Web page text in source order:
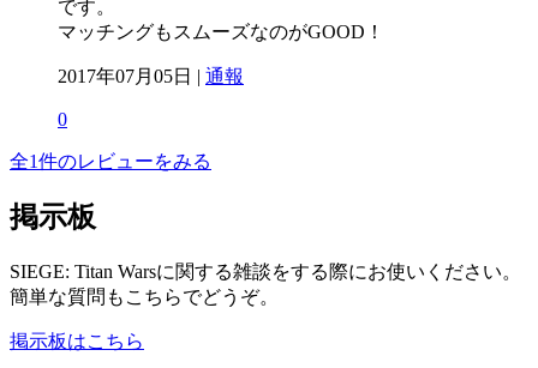
です。
マッチングもスムーズなのがGOOD！
2017年07月05日 | 通報
0
全1件のレビューをみる
掲示板
SIEGE: Titan Warsに関する雑談をする際にお使いください。
簡単な質問もこちらでどうぞ。
掲示板はこちら